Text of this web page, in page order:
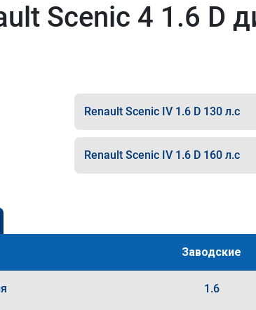
Scenic 4 1.6 D
Renault Scenic IV 1.6 D 130 л.с
Renault Scenic IV 1.6 D 160 л.с
Заводские
1.6